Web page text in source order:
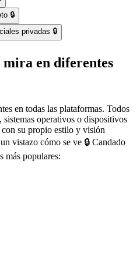
🔒
privadas 🔒
mira en diferentes
en todas las plataformas. Todos
operativos o dispositivos
su propio estilo y visión
vistazo cómo se ve 🔒 Candado
más populares: